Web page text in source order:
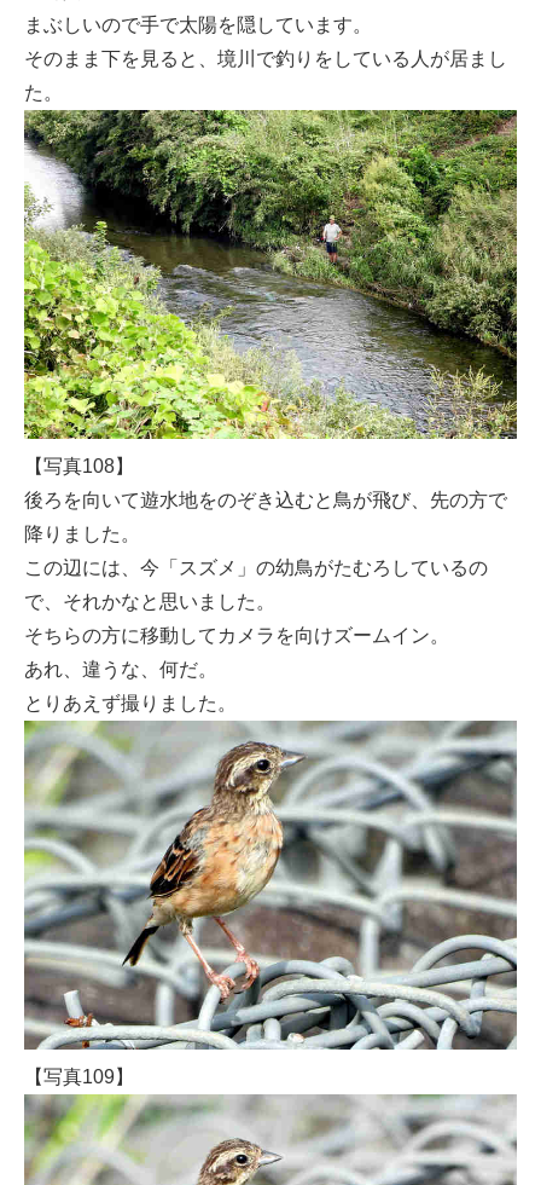
まぶしいので手で太陽を隠しています。
そのまま下を見ると、境川で釣りをしている人が居まし
た。
【写真108】
後ろを向いて遊水地をのぞき込むと鳥が飛び、先の方で
降りました。
この辺には、今「スズメ」の幼鳥がたむろしているの
で、それかなと思いました。
そちらの方に移動してカメラを向けズームイン。
あれ、違うな、何だ。
とりあえず撮りました。
【写真109】